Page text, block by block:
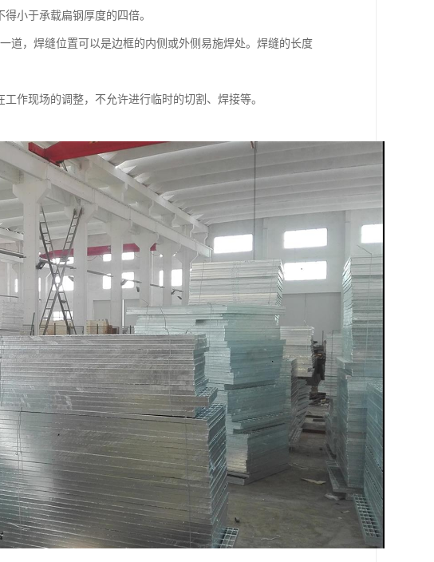
小于承载扁钢厚度的四倍。
，焊缝位置可以是边框的内侧或外侧易施焊处。焊缝的长度
现场的调整，不允许进行临时的切割、焊接等。